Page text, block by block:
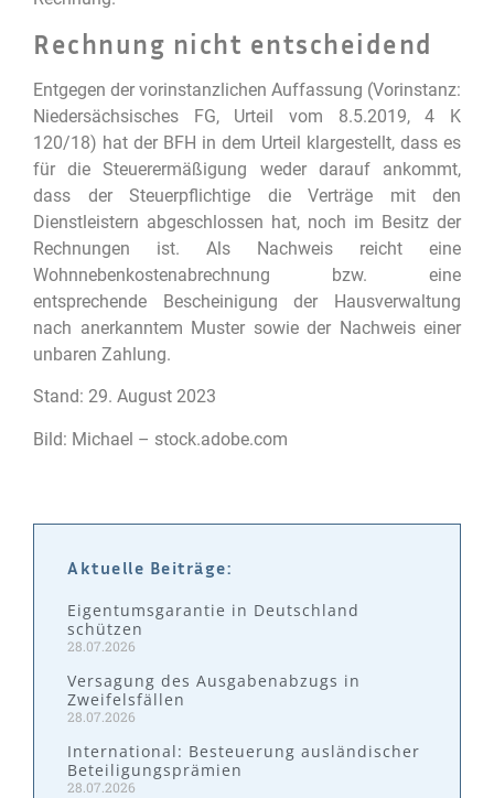
Rechnung nicht entscheidend
Entgegen der vorinstanzlichen Auffassung (Vorinstanz:
Niedersächsisches FG, Urteil vom 8.5.2019, 4 K
120/18) hat der BFH in dem Urteil klargestellt, dass es
für die Steuerermäßigung weder darauf ankommt,
dass der Steuerpflichtige die Verträge mit den
Dienstleistern abgeschlossen hat, noch im Besitz der
Rechnungen ist. Als Nachweis reicht eine
Wohnnebenkostenabrechnung bzw. eine
entsprechende Bescheinigung der Hausverwaltung
nach anerkanntem Muster sowie der Nachweis einer
unbaren Zahlung.
Stand: 29. August 2023
Bild: Michael – stock.adobe.com
Aktuelle Beiträge:
Eigentumsgarantie in Deutschland
schützen
28.07.2026
Versagung des Ausgabenabzugs in
Zweifelsfällen
28.07.2026
International: Besteuerung ausländischer
Beteiligungsprämien
28.07.2026